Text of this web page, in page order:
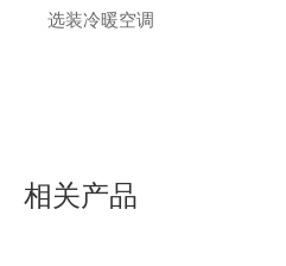
选装冷暖空调
相关产品